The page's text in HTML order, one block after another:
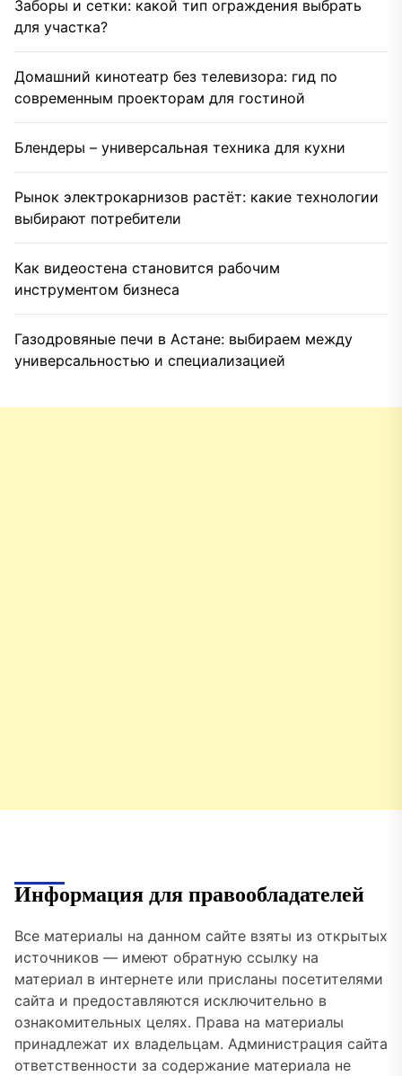
Заборы и сетки: какой тип ограждения выбрать
для участка?
Домашний кинотеатр без телевизора: гид по
современным проекторам для гостиной
Блендеры – универсальная техника для кухни
Рынок электрокарнизов растёт: какие технологии
выбирают потребители
Как видеостена становится рабочим
инструментом бизнеса
Газодровяные печи в Астане: выбираем между
универсальностью и специализацией
Информация для правообладателей
Все материалы на данном сайте взяты из открытых
источников — имеют обратную ссылку на
материал в интернете или присланы посетителями
сайта и предоставляются исключительно в
ознакомительных целях. Права на материалы
принадлежат их владельцам. Администрация сайта
ответственности за содержание материала не